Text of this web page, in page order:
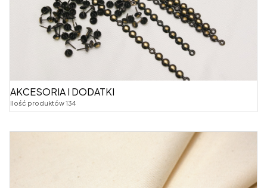
AKCESORIA I DODATKI
Ilość produktów 134